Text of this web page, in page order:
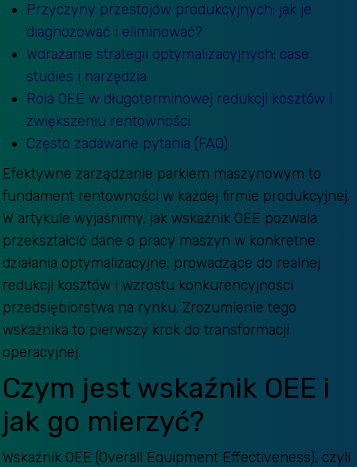
Przyczyny przestojów produkcyjnych: jak je
diagnozować i eliminować?
Wdrażanie strategii optymalizacyjnych: case
studies i narzędzia
Rola OEE w długoterminowej redukcji kosztów i
zwiększeniu rentowności
Często zadawane pytania (FAQ)
Efektywne zarządzanie parkiem maszynowym to
fundament rentowności w każdej firmie produkcyjnej.
W artykule wyjaśnimy, jak wskaźnik OEE pozwala
przekształcić dane o pracy maszyn w konkretne
działania optymalizacyjne, prowadzące do realnej
redukcji kosztów i wzrostu konkurencyjności
przedsiębiorstwa na rynku. Zrozumienie tego
wskaźnika to pierwszy krok do transformacji
operacyjnej.
Czym jest wskaźnik OEE i
jak go mierzyć?
Wskaźnik OEE (Overall Equipment Effectiveness), czyli